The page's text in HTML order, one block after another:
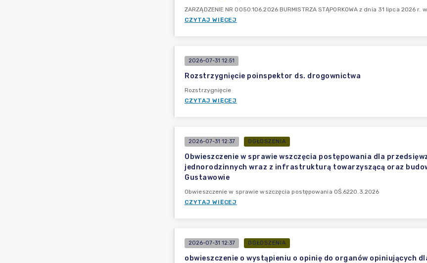
ZARZĄDZENIE NR 0050.106.2026 BURMISTRZA STĄPORKOWA z dnia 31 lipca
CZYTAJ WIĘCEJ
2026-07-31 12:51
Rozstrzygnięcie poinspektor ds. drogownictwa
Rozstrzygnięcie
CZYTAJ WIĘCEJ
2026-07-31 12:37 OGŁOSZENIA
Obwieszczenie w sprawie wszczęcia postępowania dla
jednorodzinnych wraz z infrastrukturą towarzyszącą oraz
Gustawowie
Obwieszczenie w sprawie wszczęcia postępowania OŚ.6220.3.2026
CZYTAJ WIĘCEJ
2026-07-31 12:37 OGŁOSZENIA
obwieszczenie o wystąpieniu o opinię do organów opiniujących